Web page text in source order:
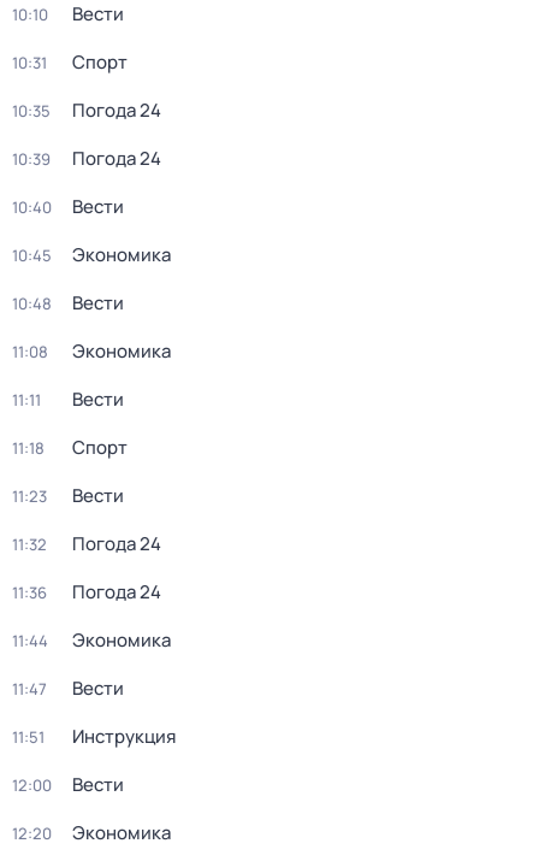
10:10 Вести
10:31 Спорт
10:35 Погода 24
10:39 Погода 24
10:40 Вести
10:45 Экономика
10:48 Вести
11:08 Экономика
11:11 Вести
11:18 Спорт
11:23 Вести
11:32 Погода 24
11:36 Погода 24
11:44 Экономика
11:47 Вести
11:51 Инструкция
12:00 Вести
12:20 Экономика